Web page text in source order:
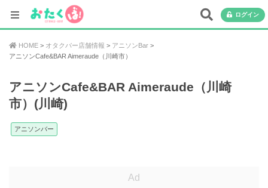
ログイン
HOME オタクバー店舗情報
アニソンBar
アニソンCafe&BAR Aimeraude（川崎市）
アニソンCafe&BAR Aimeraude（川崎
市）(川崎)
アニソンバー